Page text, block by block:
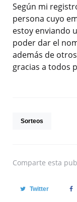
Según mi
persona cuyo
estoy enviando
poder dar el
además de
gracias a todos
Sorteos
Comparte esta
Twitter